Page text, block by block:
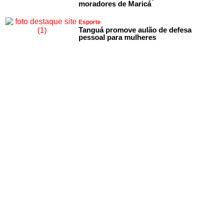
moradores de Maricá
Esporte
Tanguá promove aulão de defesa
pessoal para mulheres